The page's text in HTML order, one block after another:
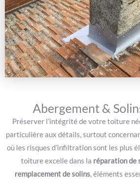
Abergement &
Préserver l’intégrité de votre toiture
particulière aux détails, surtout
où les risques d’infiltration sont les plus
toiture excelle dans la réparation de
remplacement de solins, éléments